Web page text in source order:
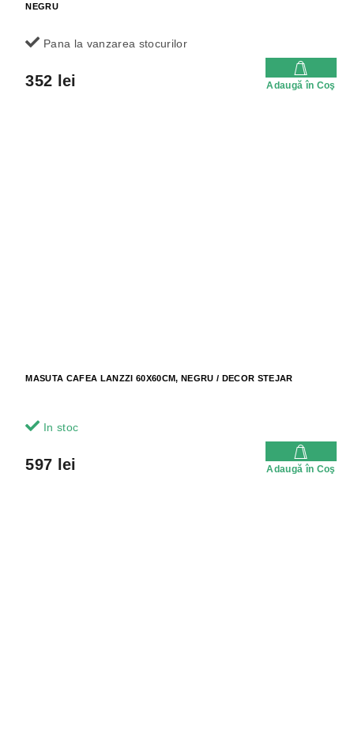
NEGRU
Pana la vanzarea stocurilor
352 lei Adaugă în Coş
MASUTA CAFEA LANZZI 60X60CM, NEGRU / DECOR STEJAR
In stoc
597 lei Adaugă în Coş